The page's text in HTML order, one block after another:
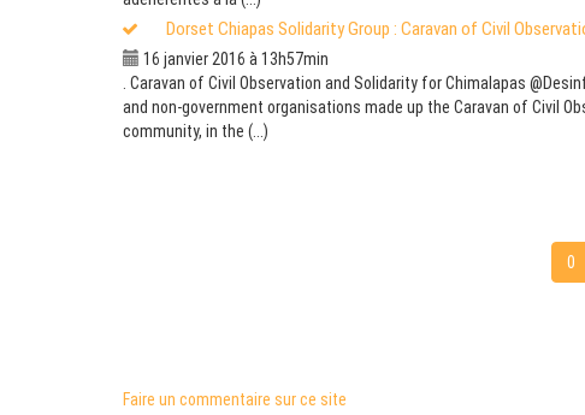
Dorset Chiapas Solidarity Group : Caravan of Civil
16 janvier 2016 à 13h57min
. Caravan of Civil Observation and Solidarity for Chimalapas
and non-government organisations made up the Caravan of Civil
community, in the (...)
0
Faire un commentaire sur ce site